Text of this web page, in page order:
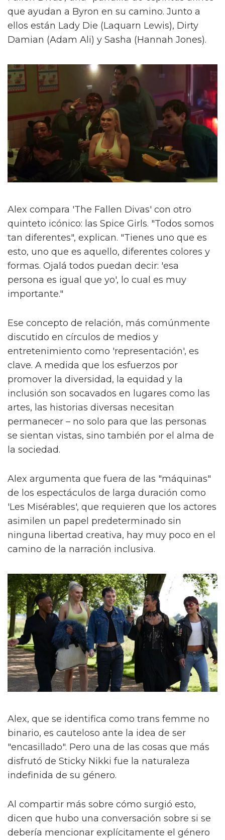
que ayudan a Byron en su camino. Junto a
ellos están Lady Die (Laquarn Lewis), Dirty
Damian (Adam Ali) y Sasha (Hannah Jones).
Alex compara 'The Fallen Divas' con otro
quinteto icónico: las Spice Girls. "Todos somos
tan diferentes", explican. "Tienes uno que es
esto, uno que es aquello, diferentes colores y
formas. Ojalá todos puedan decir: 'esa
persona es igual que yo', lo cual es muy
importante."
Ese concepto de relación, más comúnmente
discutido en círculos de medios y
entretenimiento como 'representación', es
clave. A medida que los esfuerzos por
promover la diversidad, la equidad y la
inclusión son socavados en lugares como las
artes, las historias diversas necesitan
permanecer – no solo para que las personas
se sientan vistas, sino también por el alma de
la sociedad.
Alex argumenta que fuera de las "máquinas"
de los espectáculos de larga duración como
'Les Misérables', que requieren que los actores
asimilen un papel predeterminado sin
ninguna libertad creativa, hay muy poco en el
camino de la narración inclusiva.
Alex, que se identifica como trans femme no
binario, es cauteloso ante la idea de ser
"encasillado". Pero una de las cosas que más
disfrutó de Sticky Nikki fue la naturaleza
indefinida de su género.
Al compartir más sobre cómo surgió esto,
dicen que hubo una conversación sobre si se
debería mencionar explícitamente el género